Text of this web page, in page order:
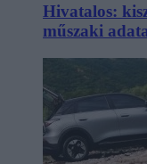
Hivatalos:
műszaki